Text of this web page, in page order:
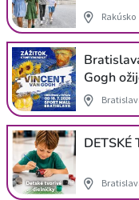
Rakúsko
Gogh
DETSKÉ